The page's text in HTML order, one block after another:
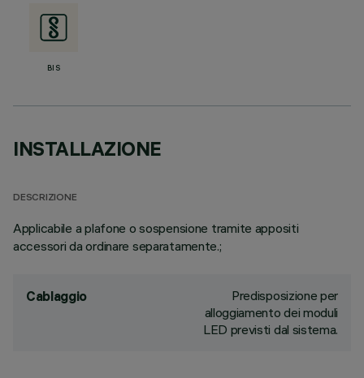
BIS
INSTALLAZIONE
DESCRIZIONE
Applicabile a plafone o sospensione tramite appositi
accessori da ordinare separatamente.;
Cablaggio
Predisposizione per
alloggiamento dei moduli
LED previsti dal sistema.